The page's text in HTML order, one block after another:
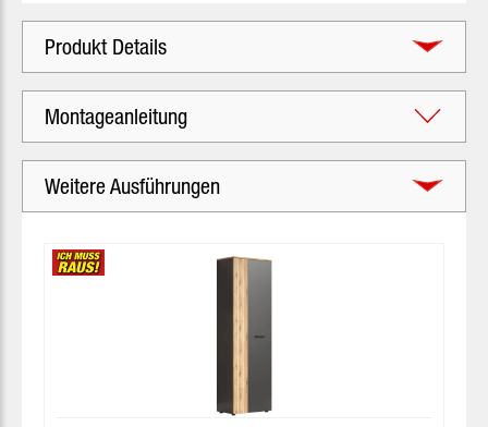
Produkt Details
Montageanleitung
Weitere Ausführungen